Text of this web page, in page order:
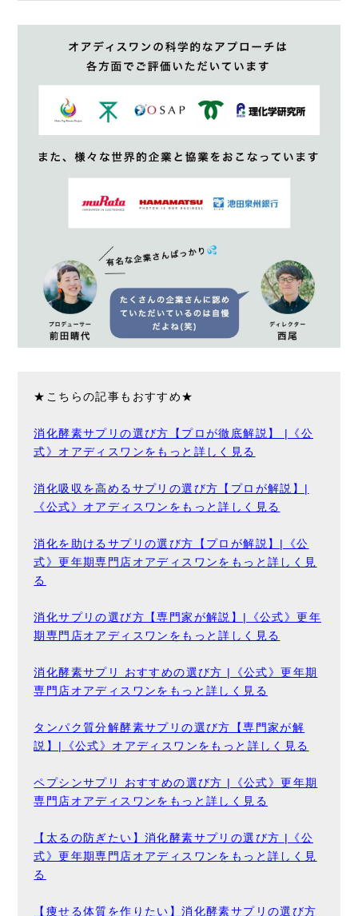
★こちらの記事もおすすめ★
消化酵素サプリの選び方【プロが徹底解説】 |《公
式》オアディスワンをもっと詳しく見る
消化吸収を高めるサプリの選び方【プロが解説】|
《公式》オアディスワンをもっと詳しく見る
消化を助けるサプリの選び方【プロが解説】|《公
式》更年期専門店オアディスワンをもっと詳しく見
る
消化サプリの選び方【専門家が解説】|《公式》更年
期専門店オアディスワンをもっと詳しく見る
消化酵素サプリ おすすめの選び方 |《公式》更年期
専門店オアディスワンをもっと詳しく見る
タンパク質分解酵素サプリの選び方【専門家が解
説】|《公式》オアディスワンをもっと詳しく見る
ペプシンサプリ おすすめの選び方 |《公式》更年期
専門店オアディスワンをもっと詳しく見る
【太るの防ぎたい】消化酵素サプリの選び方 |《公
式》更年期専門店オアディスワンをもっと詳しく見
る
【痩せる体質を作りたい】消化酵素サプリの選び方